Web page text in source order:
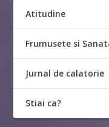
Atitudine
Frumusete si
Jurnal de calatorie
Stiai ca?